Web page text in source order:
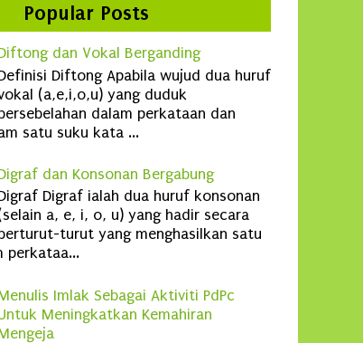
Popular Posts
dan Vokal Berganding
Diftong Apabila wujud dua huruf
(a,e,i,o,u) yang duduk
dalam perkataan dan
satu suku kata ...
dan Konsonan Bergabung
Digraf ialah dua huruf konsonan
a, e, i, o, u) yang hadir secara
berturut-turut yang menghasilkan satu
perkataa...
Imlak Sebagai Aktiviti PdPc
Meningkatkan Kemahiran